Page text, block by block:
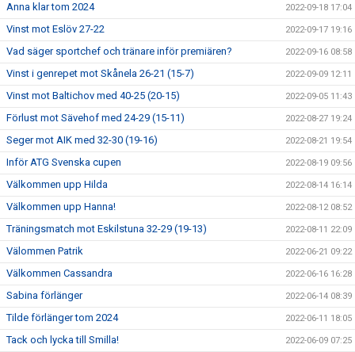
Anna klar tom 2024 2022-09-18 17:04
Vinst mot Eslöv 27-22 2022-09-17 19:16
Vad säger sportchef och tränare inför premiären? 2022-09-16 08:58
Vinst i genrepet mot Skånela 26-21 (15-7) 2022-09-09 12:11
Vinst mot Baltichov med 40-25 (20-15) 2022-09-05 11:43
Förlust mot Sävehof med 24-29 (15-11) 2022-08-27 19:24
Seger mot AIK med 32-30 (19-16) 2022-08-21 19:54
Inför ATG Svenska cupen 2022-08-19 09:56
Välkommen upp Hilda 2022-08-14 16:14
Välkommen upp Hanna! 2022-08-12 08:52
Träningsmatch mot Eskilstuna 32-29 (19-13) 2022-08-11 22:09
Välommen Patrik 2022-06-21 09:22
Välkommen Cassandra 2022-06-16 16:28
Sabina förlänger 2022-06-14 08:39
Tilde förlänger tom 2024 2022-06-11 18:05
Tack och lycka till Smilla! 2022-06-09 07:25